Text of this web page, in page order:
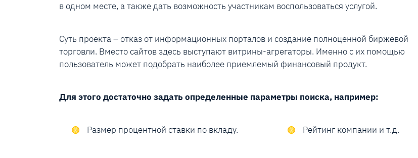
в одном месте, а также дать возможность участникам воспользоваться услугой.
Суть проекта – отказ от информационных порталов и создание полноценной биржевой
торговли. Вместо сайтов здесь выступают витрины-агрегаторы. Именно с их помощью
пользователь может подобрать наиболее приемлемый финансовый продукт.
Для этого достаточно задать определенные параметры поиска, например:
Размер процентной ставки по вкладу. Рейтинг компании и т.д.